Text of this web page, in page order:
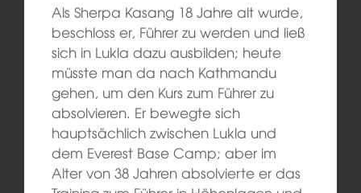
Als Sherpa Kasang 18 Jahre alt wurde,
beschloss er, Führer zu werden und ließ
sich in Lukla dazu ausbilden; heute
müsste man da nach Kathmandu
gehen, um den Kurs zum Führer zu
absolvieren. Er bewegte sich
hauptsächlich zwischen Lukla und
dem Everest Base Camp; aber im
Alter von 38 Jahren absolvierte er das